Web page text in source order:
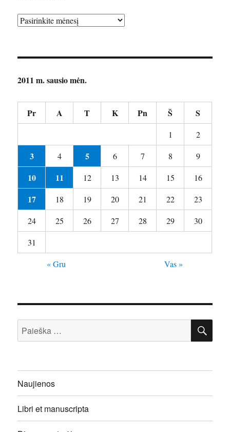
Archyvai
2011 m. sausio mėn.
Pr A T K Pn Š S
1 2
3 4 5 6 7 8 9
10 11 12 13 14 15 16
17 18 19 20 21 22
23
24
25 26 27 28 29
30
31
« Gru
Vas »
Ieškoti:
Naujienos
Libri et manuscripta